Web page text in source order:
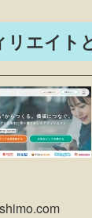
リエイト